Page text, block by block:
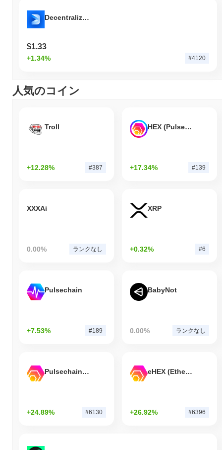
Decentralized Social
$1.33
+1.34% #4120
人気のコイン
Troll
+12.28% #387
HEX (Pulsechain)
+17.34% #139
XXXAi
0.00% ランクなし
XRP
+0.32% #6
Pulsechain
+7.53% #189
BabyNot
0.00% ランクなし
Pulsechain Bridged HEX (Pulsechain)
+24.89% #6130
eHEX (Ethereum)
+26.92% #6396